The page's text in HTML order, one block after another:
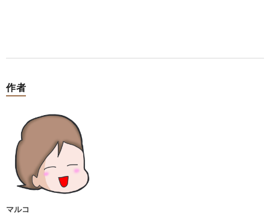
作者
マルコ